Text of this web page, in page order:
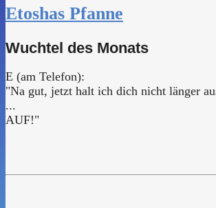
Etoshas Pfanne
Wuchtel des Monats
E (am Telefon):
"Na gut, jetzt halt ich dich nicht länger
...
AUF!"